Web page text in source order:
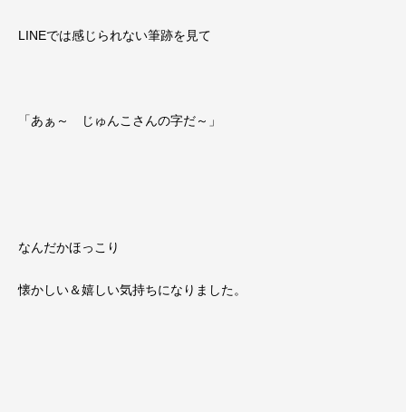
LINEでは感じられない筆跡を見て
「あぁ～ じゅんこさんの字だ～」
なんだかほっこり
懐かしい＆嬉しい気持ちになりました。